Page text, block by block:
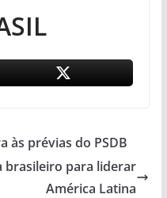
às prévias do PSDB
brasileiro para liderar
América Latina